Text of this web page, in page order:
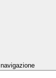
navigazione